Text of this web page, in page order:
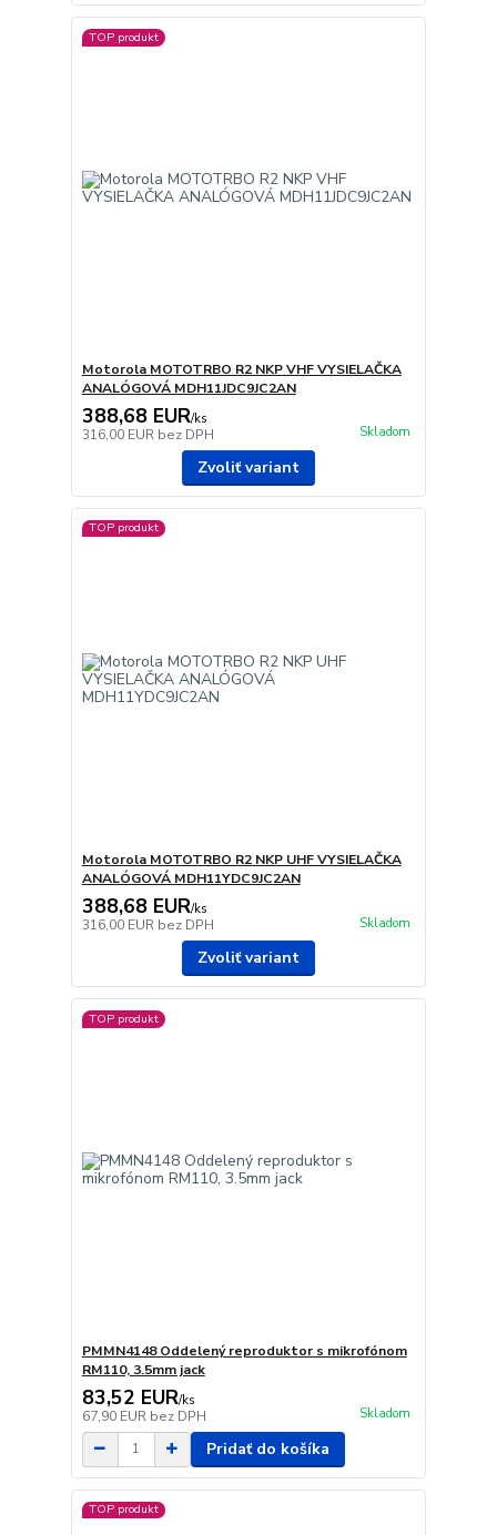
TOP produkt
Motorola MOTOTRBO R2 NKP VHF VYSIELAČKA
ANALÓGOVÁ MDH11JDC9JC2AN
388,68 EUR/ks
316,00 EUR bez DPH Skladom
Zvoliť variant
TOP produkt
Motorola MOTOTRBO R2 NKP UHF VYSIELAČKA
ANALÓGOVÁ MDH11YDC9JC2AN
388,68 EUR/ks
316,00 EUR bez DPH Skladom
Zvoliť variant
TOP produkt
PMMN4148 Oddelený reproduktor s mikrofónom
RM110, 3.5mm jack
83,52 EUR/ks
67,90 EUR bez DPH Skladom
Pridať do košíka
TOP produkt